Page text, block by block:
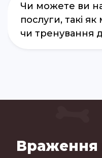
Чи можете ви
послуги, такі
чи тренування
Враження